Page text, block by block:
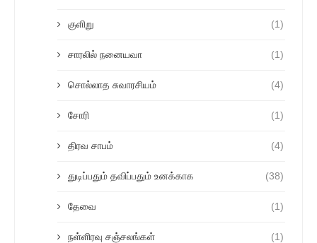
குளிறு (1)
சாரலில் நனையவா (1)
சொல்லாத சுவாரசியம் (4)
சோரி (1)
திரவ சாபம் (4)
துடிப்பதும் தவிப்பதும் உனக்காக (38)
தேவை (1)
நள்ளிரவு சஞ்சலங்கள் (1)